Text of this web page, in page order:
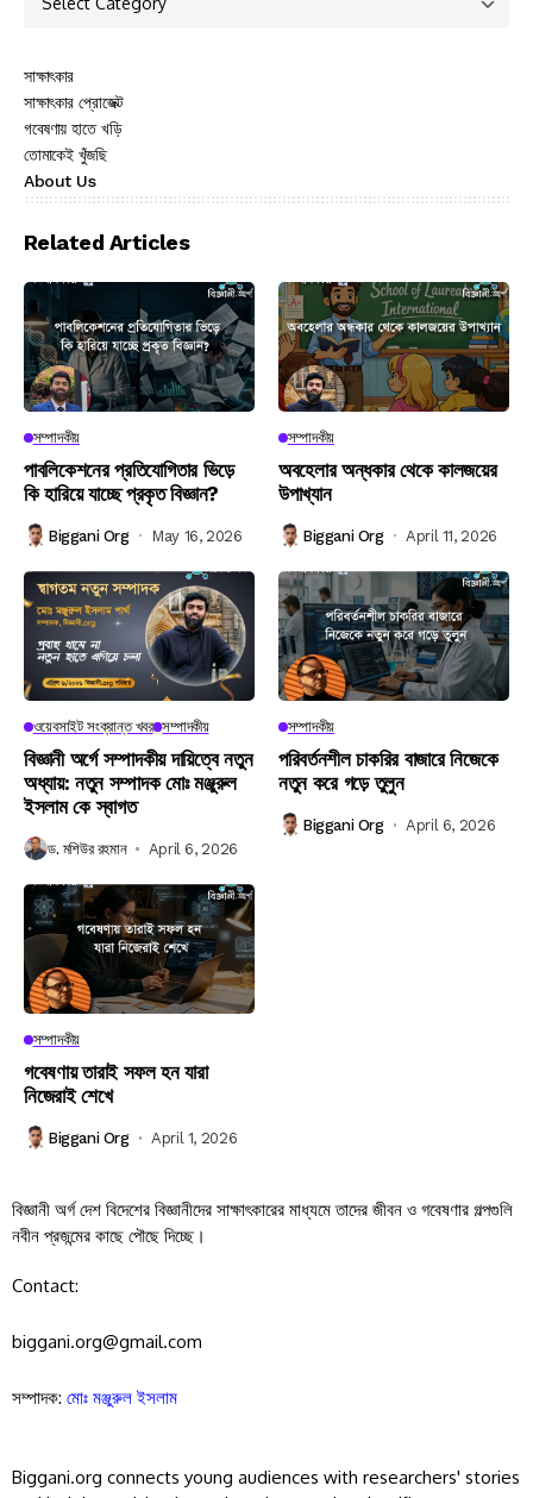
সাক্ষাৎকার
সাক্ষাৎকার প্রোজেক্ট
গবেষণায় হাতে খড়ি
তোমাকেই খুঁজছি
About Us
Related Articles
সম্পাদকীয়
পাবলিকেশনের প্রতিযোগিতার ভিড়ে
কি হারিয়ে যাচ্ছে প্রকৃত বিজ্ঞান?
Biggani Org May 16, 2026
সম্পাদকীয়
অবহেলার অন্ধকার থেকে কালজয়ের
উপাখ্যান
Biggani Org April 11, 2026
ওয়েবসাইট সংক্রান্ত খবর সম্পাদকীয়
বিজ্ঞানী অর্গে সম্পাদকীয় দায়িত্বে নতুন
অধ্যায়: নতুন সম্পাদক মোঃ মঞ্জুরুল
ইসলাম কে স্বাগত
ড. মশিউর রহমান April 6, 2026
সম্পাদকীয়
পরিবর্তনশীল চাকরির বাজারে নিজেকে
নতুন করে গড়ে তুলুন
Biggani Org April 6, 2026
সম্পাদকীয়
গবেষণায় তারাই সফল হন যারা
নিজেরাই শেখে
Biggani Org April 1, 2026
বিজ্ঞানী অর্গ দেশ বিদেশের বিজ্ঞানীদের সাক্ষাৎকারের মাধ্যমে তাদের জীবন ও গবেষণার গল্পগুলি
নবীন প্রজন্মের কাছে পৌছে দিচ্ছে।
Contact:
biggani.org@gmail.com
সম্পাদক: মোঃ মঞ্জুরুল ইসলাম
Biggani.org connects young audiences with researchers' stories